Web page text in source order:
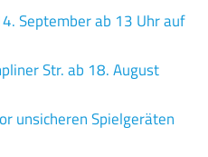
September ab 13 Uhr auf
Str. ab 18. August
unsicheren Spielgeräten